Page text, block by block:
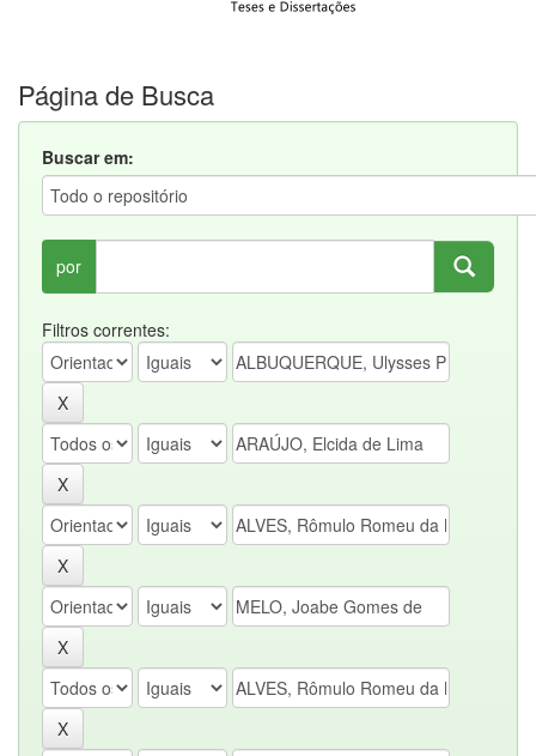
Página de Busca
Buscar em:
por
Filtros correntes: